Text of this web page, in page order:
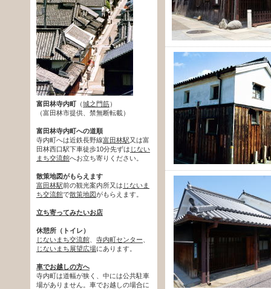
富田林寺内町 （城之門筋）
（富田林市提供、禁無断転載）
富田林寺内町への道順
寺内町へは近鉄長野線富田林駅又は富
田林西口駅下車徒歩10分先ずは じない
まち交流館へお立ち寄りください。
散策地図がもらえます
富田林駅前の観光案内所又は じないま
ち交流館で散策地図がもらえます。
立ち寄ってみたいお店
休憩所（トイレ）
じないまち交流館
寺内町センター
じないまち展望広場にあります。
車でお越しの方へ
寺内町は道幅が狭く、中には公共駐車
場がありません。車でお越しの場合に